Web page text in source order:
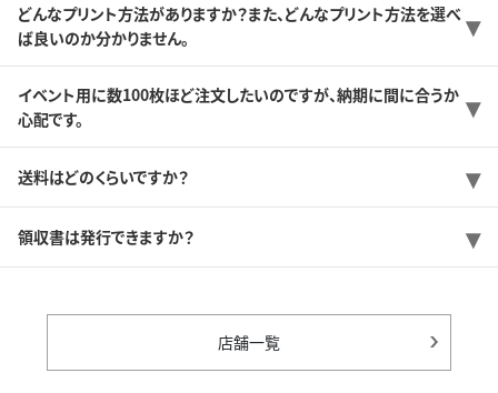
どんなプリント方法がありますか？また、どんなプリント方法を選べ
ば良いのか分かりません。
イベント用に数100枚ほど注文したいのですが、納期に間に合うか
心配です。
送料はどのくらいですか？
領収書は発行できますか？
店舗一覧